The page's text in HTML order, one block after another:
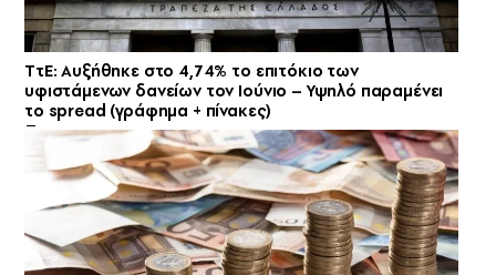
ΤτΕ: Αυξήθηκε στο 4,74% το επιτόκιο των
υφιστάμενων δανείων τον Ιούνιο – Υψηλό παραμένει
το spread (γράφημα + πίνακες)